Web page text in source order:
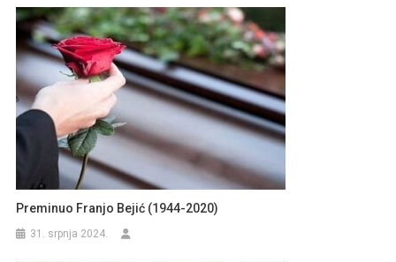
Preminuo Franjo Bejić (1944-2020)
31. srpnja 2024.